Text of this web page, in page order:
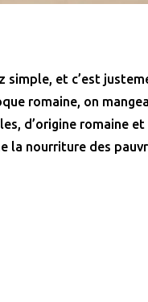
simple, et c’est
romaine, on
d’origine romaine
la nourriture des